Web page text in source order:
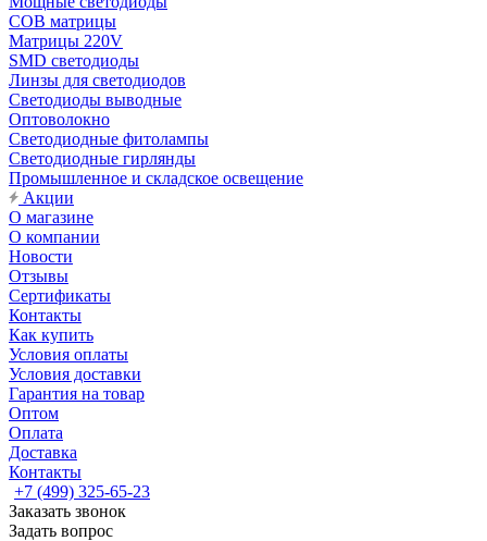
COB матрицы
Матрицы 220V
SMD светодиоды
Линзы для светодиодов
Светодиоды выводные
Оптоволокно
Светодиодные фитолампы
Светодиодные гирлянды
Промышленное и складское освещение
Акции
О магазине
О компании
Новости
Отзывы
Сертификаты
Контакты
Как купить
Условия оплаты
Условия доставки
Гарантия на товар
Оптом
Оплата
Доставка
Контакты
+7 (499) 325-65-23
Заказать звонок
Задать вопрос